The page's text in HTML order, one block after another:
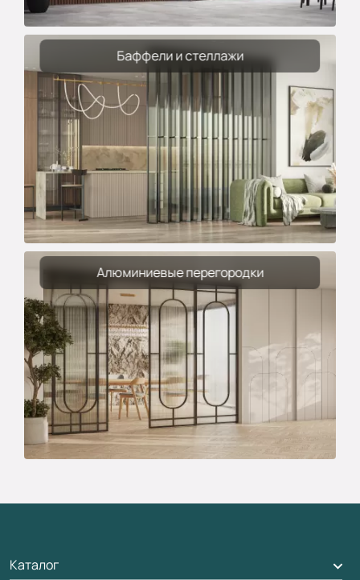
Баффели и стеллажи
Алюминиевые перегородки
Каталог